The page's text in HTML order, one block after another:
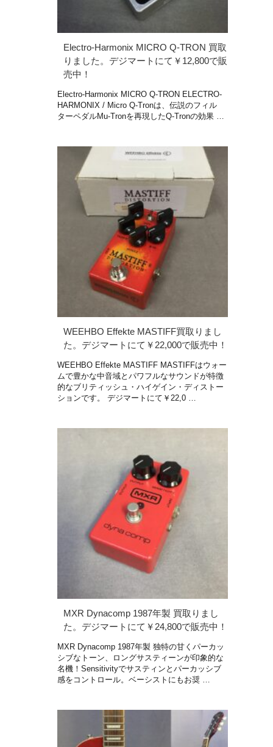
Electro-Harmonix MICRO Q-TRON 買取
りました。デジマートにて￥12,800で販
売中！
Electro-Harmonix MICRO Q-TRON ELECTRO-
HARMONIX / Micro Q-Tronは、伝説のフィル
ターペダルMu-Tronを再現したQ-Tronの効果 …
WEEHBO Effekte MASTIFF買取りまし
た。デジマートにて￥22,000で販売中！
WEEHBO Effekte MASTIFF MASTIFFはウォー
ムで豊かな中音域とパワフルなサウンドが特徴
的なブリティッシュ・ハイゲイン・ディストー
ションです。 デジマートにて￥22,0 …
MXR Dynacomp 1987年製 買取りまし
た。デジマートにて￥24,800で販売中！
MXR Dynacomp 1987年製 独特の甘くパーカッ
シブなトーン、ロングサスティーンが印象的な
名機！Sensitivityでサスティンとパーカッシブ
感をコントロール。ベーシストにもお奨 …